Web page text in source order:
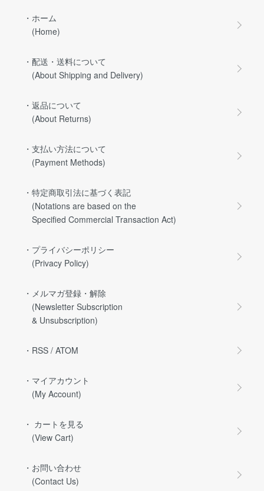
・ホーム
(Home)
・配送・送料について
(About Shipping and Delivery)
・返品について
(About Returns)
・支払い方法について
(Payment Methods)
・特定商取引法に基づく表記
(Notations are based on the
Specified Commercial Transaction Act)
・プライバシーポリシー
(Privacy Policy)
・メルマガ登録・解除
(Newsletter Subscription
& Unsubscription)
・RSS / ATOM
・マイアカウント
(My Account)
・ カートを見る
(View Cart)
・お問い合わせ
(Contact Us)